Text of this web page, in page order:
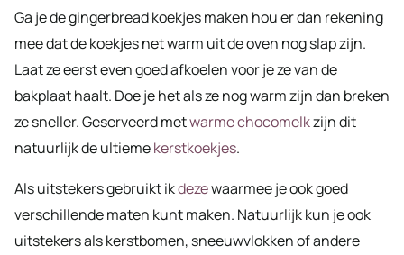
Ga je de gingerbread koekjes maken hou er dan rekening
mee dat de koekjes net warm uit de oven nog slap zijn.
Laat ze eerst even goed afkoelen voor je ze van de
bakplaat haalt. Doe je het als ze nog warm zijn dan breken
ze sneller. Geserveerd metwarme chocomelkzijn dit
natuurlijk de ultiemekerstkoekjes.
Als uitstekers gebruikt ikdezewaarmee je ook goed
verschillende maten kunt maken. Natuurlijk kun je ook
uitstekers als kerstbomen, sneeuwvlokken of andere